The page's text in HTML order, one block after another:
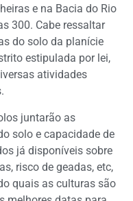
e na Bacia do Rio
300. Cabe ressaltar
do solo da planície
estipulada por lei,
atividades
juntarão as
solo e capacidade de
já disponíveis sobre
risco de geadas, etc,
quais as culturas são